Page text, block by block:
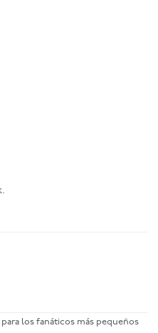
los fanáticos más pequeños